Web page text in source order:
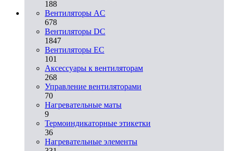
188
Вентиляторы AC
678
Вентиляторы DC
1847
Вентиляторы EC
101
Аксессуары к вентиляторам
268
Управление вентиляторами
70
Нагревательные маты
9
Термоиндикаторные этикетки
36
Нагревательные элементы